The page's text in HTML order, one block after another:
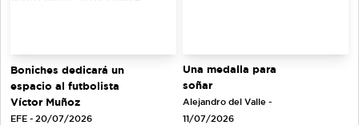
Boniches dedicará un
espacio al futbolista
Víctor Muñoz
EFE - 20/07/2026
Una medalla para
soñar
Alejandro del Valle -
11/07/2026